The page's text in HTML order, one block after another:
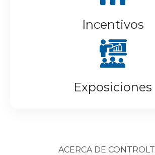
Incentivos
Exposiciones
ACERCA DE